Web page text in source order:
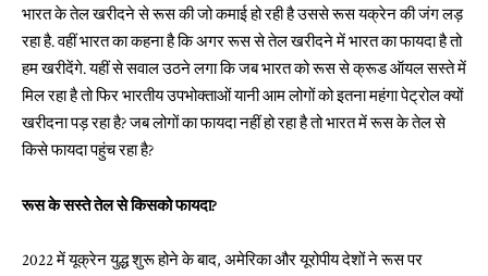
भारत के तेल खरीदने से रूस की जो कमाई हो रही है उससे रूस यक्रेन की जंग लड़
रहा है. वहीं भारत का कहना है कि अगर रूस से तेल खरीदने में भारत का फायदा है तो
हम खरीदेंगे. यहीं से सवाल उठने लगा कि जब भारत को रूस से क्रूड ऑयल सस्ते में
मिल रहा है तो फिर भारतीय उपभोक्ताओं यानी आम लोगों को इतना महंगा पेट्रोल क्यों
खरीदना पड़ रहा है? जब लोगों का फायदा नहीं हो रहा है तो भारत में रूस के तेल से
किसे फायदा पहुंच रहा है?
रूस के सस्ते तेल से किसको फायदा?
2022 में यूक्रेन युद्ध शुरू होने के बाद, अमेरिका और यूरोपीय देशों ने रूस पर